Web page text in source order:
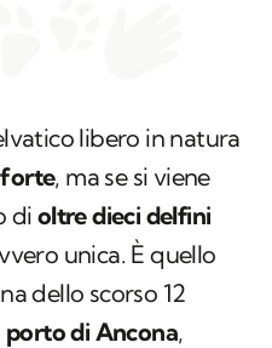
libero in natura
, ma se si viene
di oltre dieci delfini
unica. È quello
dello scorso 12
porto di Ancona,